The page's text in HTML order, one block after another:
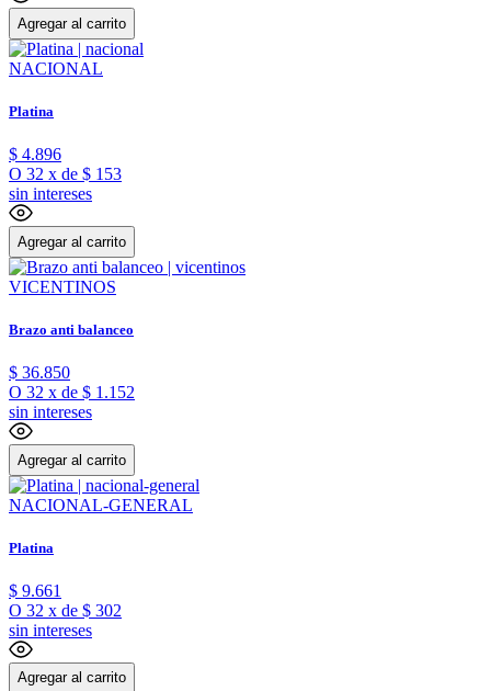
Agregar al carrito
NACIONAL
Platina
$ 4.896
O 32 x de $ 153
sin intereses
Agregar al carrito
VICENTINOS
Brazo anti balanceo
$ 36.850
O 32 x de $ 1.152
sin intereses
Agregar al carrito
NACIONAL-GENERAL
Platina
$ 9.661
O 32 x de $ 302
sin intereses
Agregar al carrito